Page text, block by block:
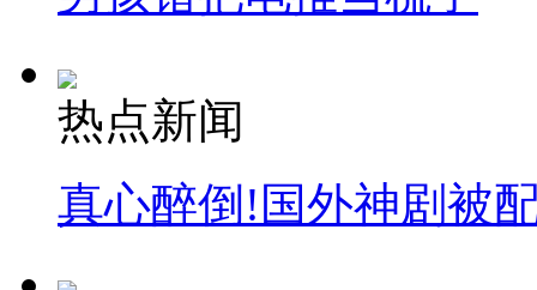
热点新闻
真心醉倒!国外神剧被